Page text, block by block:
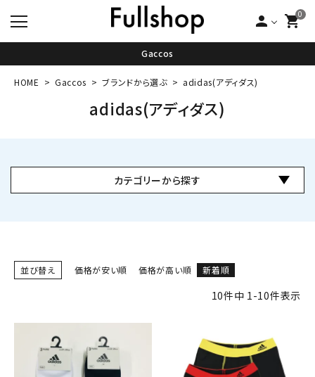
person 0
shopping_cart
Gaccos
HOME Gaccos ブランドから選ぶ adidas(アディダス)
adidas(アディダス)
カテゴリーから探す
並び替え 価格が安い順 価格が高い順 新着順
10件中 1-10件表示